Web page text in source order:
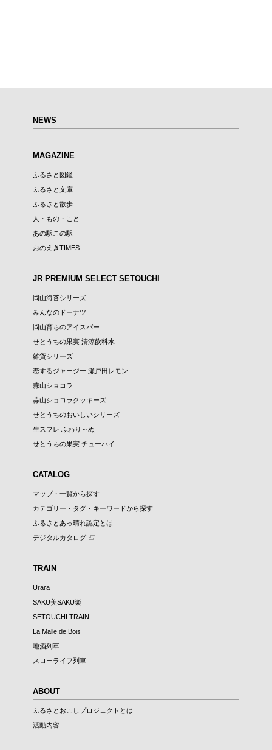
NEWS
MAGAZINE
ふるさと図鑑
ふるさと文庫
ふるさと散歩
人・もの・こと
あの駅この駅
おのえきTIMES
JR PREMIUM SELECT SETOUCHI
岡山海苔シリーズ
みんなのドーナツ
岡山育ちのアイスバー
せとうちの果実 清涼飲料水
雑貨シリーズ
恋するジャージー 瀬戸田レモン
蒜山ショコラ
蒜山ショコラクッキーズ
せとうちのおいしいシリーズ
生スフレ ふわり～ぬ
せとうちの果実 チューハイ
CATALOG
マップ・一覧から探す
カテゴリー・タグ・キーワードから探す
ふるさとあっ晴れ認定とは
デジタルカタログ
TRAIN
Urara
SAKU美SAKU楽
SETOUCHI TRAIN
La Malle de Bois
地酒列車
スローライフ列車
ABOUT
ふるさとおこしプロジェクトとは
活動内容